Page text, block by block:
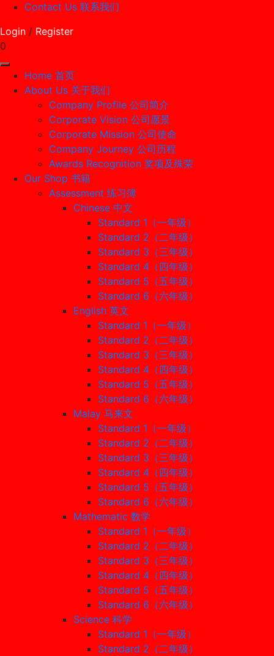
Contact Us 联系我们
Login / Register
0
Home 首页
About Us 关于我们
Company Profile 公司简介
Corporate Vision 公司愿景
Corporate Mission 公司使命
Company Journey 公司历程
Awards Recognition 奖项及殊荣
Our Shop 书籍
Assessment 练习簿
Chinese 中文
Standard 1（一年级）
Standard 2（二年级）
Standard 3（三年级）
Standard 4（四年级）
Standard 5（五年级）
Standard 6（六年级）
English 英文
Standard 1（一年级）
Standard 2（二年级）
Standard 3（三年级）
Standard 4（四年级）
Standard 5（五年级）
Standard 6（六年级）
Malay 马来文
Standard 1（一年级）
Standard 2（二年级）
Standard 3（三年级）
Standard 4（四年级）
Standard 5（五年级）
Standard 6（六年级）
Mathematic 数学
Standard 1（一年级）
Standard 2（二年级）
Standard 3（三年级）
Standard 4（四年级）
Standard 5（五年级）
Standard 6（六年级）
Science 科学
Standard 1（一年级）
Standard 2（二年级）